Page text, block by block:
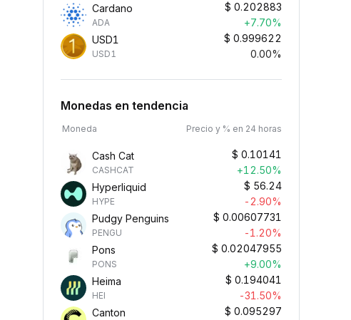
Cardano
ADA
$ 0.202883
+7.70%
USD1
USD1
$ 0.999622
0.00%
Monedas en tendencia
Moneda Precio y % en 24 horas
Cash Cat
CASHCAT
$ 0.10141
+12.50%
Hyperliquid
HYPE
$ 56.24
-2.90%
Pudgy Penguins
PENGU
$ 0.00607731
-1.20%
Pons
PONS
$ 0.02047955
+9.00%
Heima
HEI
$ 0.194041
-31.50%
Canton
$ 0.095297